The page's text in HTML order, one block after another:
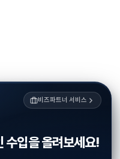
비즈파트너 서비스
수입을 올려보세요!